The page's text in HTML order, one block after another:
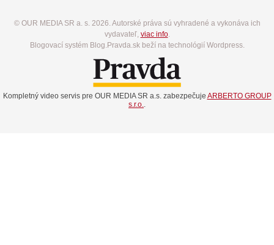
© OUR MEDIA SR a. s. 2026. Autorské práva sú vyhradené a vykonáva ich
vydavateľ, viac info.
Blogovací systém Blog.Pravda.sk beží na technológií Wordpress.
Kompletný video servis pre OUR MEDIA SR a.s. zabezpečuje ARBERTO GROUP
s.r.o..